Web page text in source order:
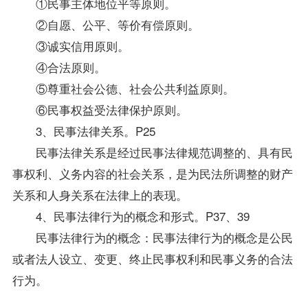
②自愿、公平、等价有偿原则。
③诚实信用原则。
④合法原则。
⑤尊重社会公德、社会公共利益原则。
⑥民事权益受法律保护原则。
3、民事法律关系。P25
民事法律关系是经过民事法律规范调整的、具有民
事权利、义务内容的社会关系，是为民法所调整的财产
关系和人身关系在法律上的表现。
4、民事法律行为的概念和形式。P37、39
民事法律行为的概念：民事法律行为的概念是公民
或者法人设立、变更、终止民事权利和民事义务的合法
行为。